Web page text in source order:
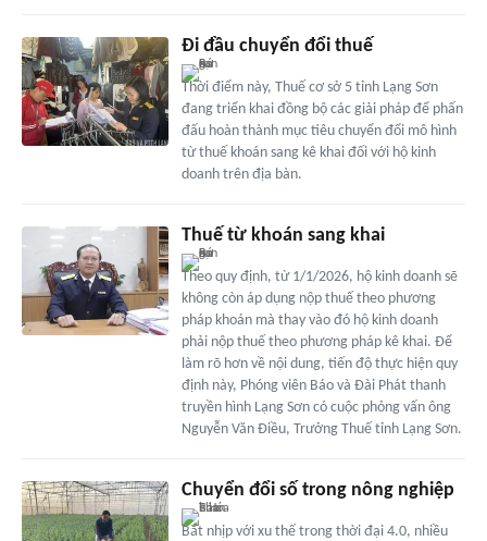
Đi đầu chuyển đổi thuế
Thời điểm này, Thuế cơ sở 5 tỉnh Lạng Sơn
đang triển khai đồng bộ các giải pháp để phấn
đấu hoàn thành mục tiêu chuyển đổi mô hình
từ thuế khoán sang kê khai đối với hộ kinh
doanh trên địa bàn.
Thuế từ khoán sang khai
Theo quy định, từ 1/1/2026, hộ kinh doanh sẽ
không còn áp dụng nộp thuế theo phương
pháp khoán mà thay vào đó hộ kinh doanh
phải nộp thuế theo phương pháp kê khai. Để
làm rõ hơn về nội dung, tiến độ thực hiện quy
định này, Phóng viên Báo và Đài Phát thanh
truyền hình Lạng Sơn có cuộc phỏng vấn ông
Nguyễn Văn Điều, Trưởng Thuế tỉnh Lạng Sơn.
Chuyển đổi số trong nông nghiệp
Bắt nhịp với xu thế trong thời đại 4.0, nhiều